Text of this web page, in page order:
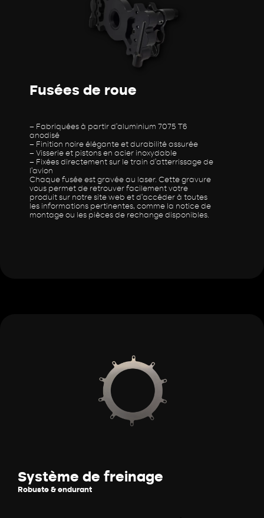
Fusées de roue
– Fabriquées à partir d’aluminium 7075 T6
anodisé
– Finition noire élégante et durabilité assurée
– Visserie et pistons en acier inoxydable
– Fixées directement sur le train d’atterrissage de
l’avion
Chaque fusée est gravée au laser. Cette gravure
vous permet de retrouver facilement votre
produit sur notre site web et d’accéder à toutes
les informations pertinentes, comme la notice de
montage ou les pièces de rechange disponibles.
Système de freinage
Robuste & endurant